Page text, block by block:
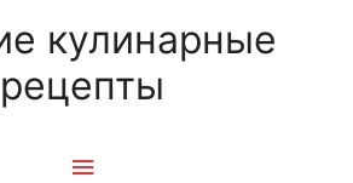
кулинарные
рецепты
Главное